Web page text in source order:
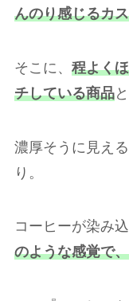
んのり感じるカ
そこに、 程よく
チしている商品
濃厚そうに見え
り。
コーヒーが染み
のような感覚で